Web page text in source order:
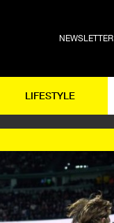
NEWSLETTER
LIFESTYLE